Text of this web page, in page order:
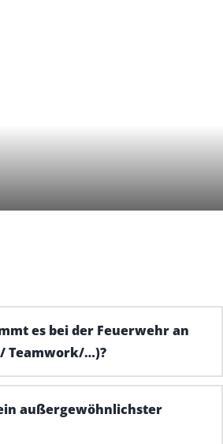
es bei der Feuerwehr an
Teamwork/…)?
außergewöhnlichster